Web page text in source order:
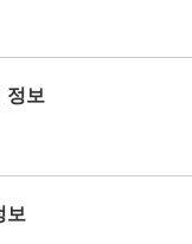
정보
보